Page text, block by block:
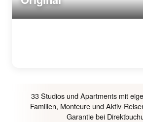
33 Studios und Apartments mit
Familien, Monteure und Aktiv-
Garantie bei